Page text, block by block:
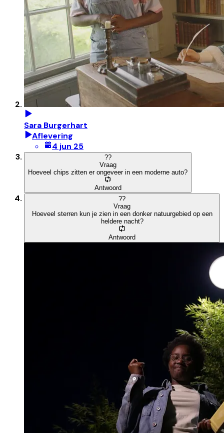
Sara Burgerhart
Aflevering
4 jun 25
??
Vraag
Hoeveel chips zitten er ongeveer in een moderne auto?
Antwoord
??
Vraag
Hoeveel sterren kun je zien in een donker natuurgebied op een
heldere nacht?
Antwoord